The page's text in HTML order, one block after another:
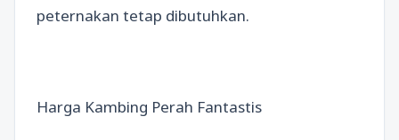
peternakan tetap dibutuhkan.
Harga Kambing Perah Fantastis